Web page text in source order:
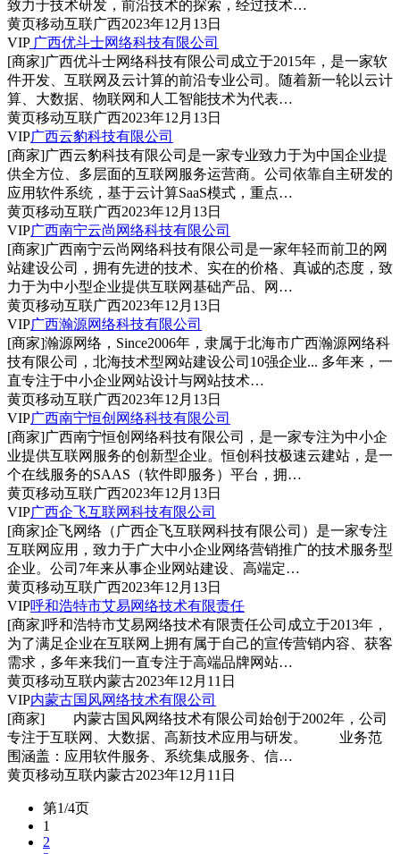
致力于技术研发，前沿技术的探索，经过技术…
黄页移动互联广西2023年12月13日
VIP广西优斗士网络科技有限公司
[商家]广西优斗士网络科技有限公司成立于2015年，是一家软
件开发、互联网及云计算的前沿专业公司。随着新一轮以云计
算、大数据、物联网和人工智能技术为代表…
黄页移动互联广西2023年12月13日
VIP广西云豹科技有限公司
[商家]广西云豹科技有限公司是一家专业致力于为中国企业提
供全方位、多层面的互联网服务运营商。公司依靠自主研发的
应用软件系统，基于云计算SaaS模式，重点…
黄页移动互联广西2023年12月13日
VIP广西南宁云尚网络科技有限公司
[商家]广西南宁云尚网络科技有限公司是一家年轻而前卫的网
站建设公司，拥有先进的技术、实在的价格、真诚的态度，致
力于为中小型企业提供互联网基础产品、网…
黄页移动互联广西2023年12月13日
VIP广西瀚源网络科技有限公司
[商家]瀚源网络，Since2006年，隶属于北海市广西瀚源网络科
技有限公司，北海技术型网站建设公司10强企业... 多年来，一
直专注于中小企业网站设计与网站技术…
黄页移动互联广西2023年12月13日
VIP广西南宁恒创网络科技有限公司
[商家]广西南宁恒创网络科技有限公司，是一家专注为中小企
业提供互联网服务的创新型企业。恒创科技极速云建站，是一
个在线服务的SAAS（软件即服务）平台，拥…
黄页移动互联广西2023年12月13日
VIP广西企飞互联网科技有限公司
[商家]企飞网络（广西企飞互联网科技有限公司）是一家专注
互联网应用，致力于广大中小企业网络营销推广的技术服务型
企业。公司7年来从事企业网站建设、高端定…
黄页移动互联广西2023年12月13日
VIP呼和浩特市艾易网络技术有限责任
[商家]呼和浩特市艾易网络技术有限责任公司成立于2013年，
为了满足企业在互联网上拥有属于自己的宣传营销内容、获客
需求，多年来我们一直专注于高端品牌网站…
黄页移动互联内蒙古2023年12月11日
VIP内蒙古国风网络技术有限公司
[商家] 内蒙古国风网络技术有限公司始创于2002年，公司
专注于互联网、大数据、高新技术应用与研发。 业务范
围涵盖：应用软件服务、系统集成服务、信…
黄页移动互联内蒙古2023年12月11日
第1/4页
1
2